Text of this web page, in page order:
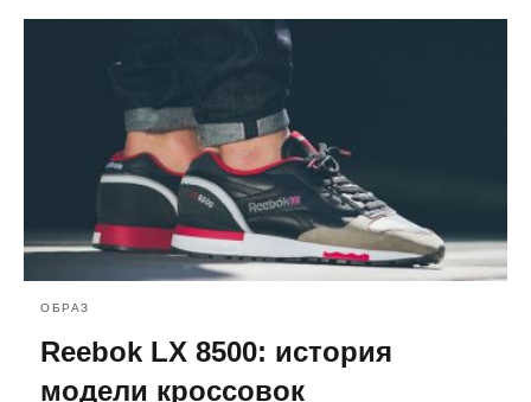
ОБРАЗ
Reebok LX 8500: история
модели кроссовок